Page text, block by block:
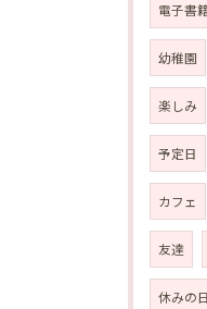
電子書
幼稚園
楽しみ
予定日
カフェ
友達
休みの日